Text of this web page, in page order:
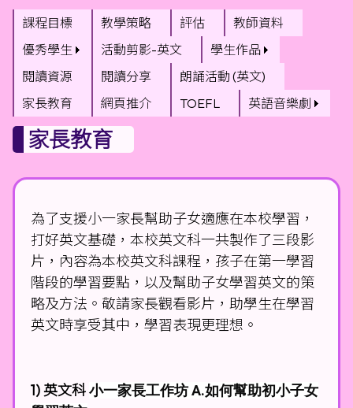
課程目標 教學策略 評估
教師資料
優秀學生
活動剪影-英文
學生作品
閱讀資源
閱讀分享
朗誦活動 (英文)
家長教育
網頁推介 TOEFL 英語音樂劇
家長教育
為了支援小一家長幫助子女適應在本校學習，
打好英文基礎，本校英文科一共製作了三段影
片，內容為本校英文科課程，孩子在第一學習
階段的學習要點，以及幫助子女學習英文的策
略及方法。敬請家長觀看影片，助學生在學習
英文時享受其中，學習表現更理想。
1) 英文科小一家長工作坊 A.如何幫助初小子女